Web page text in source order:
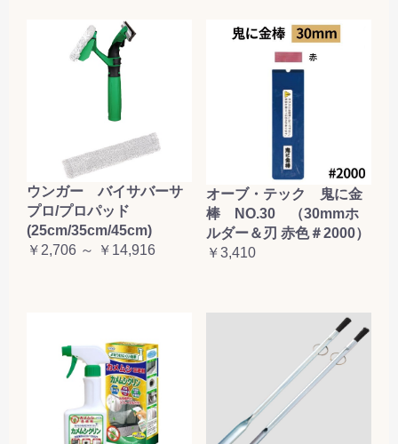
ウンガー バイサバーサ
プロ/プロパッド
(25cm/35cm/45cm)
￥2,706 ～ ￥14,916
オーブ・テック 鬼に金
棒 NO.30 （30mmホ
ルダー＆刃 赤色＃2000）
￥3,410